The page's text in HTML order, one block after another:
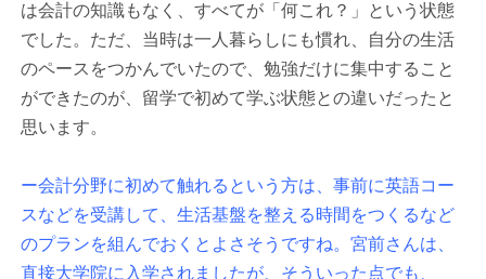
は会計の知識もなく、すべてが「何これ？」という状態
でした。ただ、当時は一人暮らしにも慣れ、自分の生活
のペースをつかんでいたので、勉強だけに集中すること
ができたのが、留学で初めて学ぶ状態との違いだったと
思います。
ー会計分野に初めて触れるという方は、事前に英語コー
スなどを受講して、生活基盤を整える時間をつくるなど
のプランを組んでおくとよさそうですね。宮前さんは、
直接大学院に入学されましたが、そういった点でも、